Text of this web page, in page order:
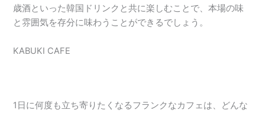
歳酒といった韓国ドリンクと共に楽しむことで、本場の味
と雰囲気を存分に味わうことができるでしょう。
KABUKI CAFE
1日に何度も立ち寄りたくなるフランクなカフェは、どんな